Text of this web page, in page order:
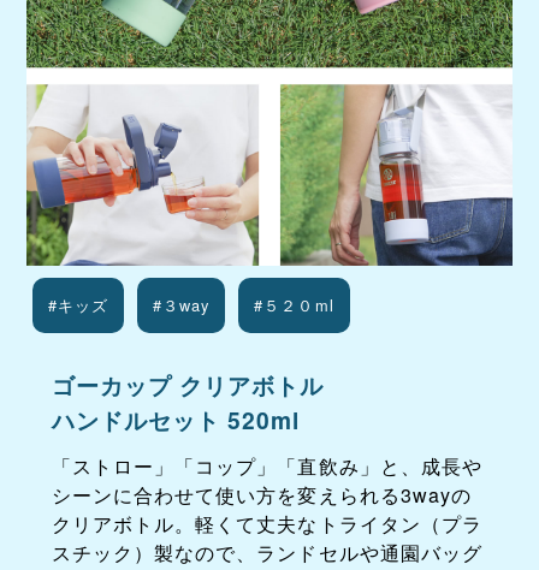
#キッズ #３way #５２０ml
ゴーカップ クリアボトル
ハンドルセット 520ml
「ストロー」「コップ」「直飲み」と、成長や
シーンに合わせて使い方を変えられる3wayの
クリアボトル。軽くて丈夫なトライタン（プラ
スチック）製なので、ランドセルや通園バッグ